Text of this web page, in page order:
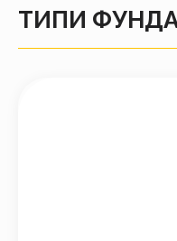
ТИПИ